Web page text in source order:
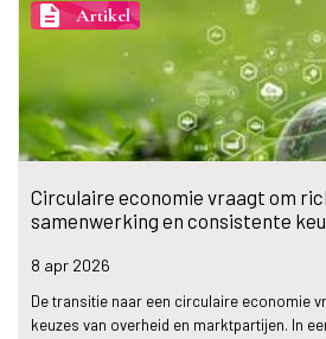
description Artikel
Circulaire economie vraagt om
samenwerking en consistente
8 apr 2026
De transitie naar een circulaire economie
keuzes van overheid en marktpartijen. In